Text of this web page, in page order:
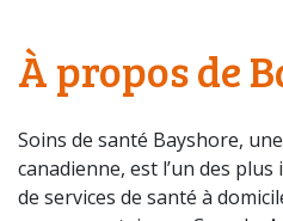
À propos de
Soins de santé Bayshore,
canadienne, est l’un des
de services de santé à